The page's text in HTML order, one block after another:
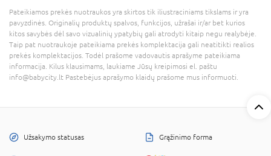
Pateikiamos prekės nuotraukos yra skirtos tik iliustraciniams tikslams ir yra
pavyzdinės. Originalių produktų spalvos, funkcijos, užrašai ir/ar bet kurios
kitos savybės dėl savo vizualinių ypatybių gali atrodyti kitaip negu realybėje.
Taip pat nuotraukoje pateikiama prekės komplektacija gali neatitikti realios
prekės komplektacijos. Todėl prašome vadovautis aprašyme pateikiama
informacija. Kilus klausimams, laukiame Jūsų kreipimosi el. paštu
info@babycity.lt Pastebėjus aprašymo klaidų prašome mus informuoti.
Užsakymo statusas Grąžinimo forma